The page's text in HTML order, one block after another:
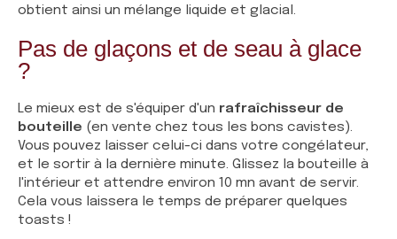
obtient ainsi un mélange liquide et glacial.
Pas de glaçons et de seau à glace
?
Le mieux est de s'équiper d'un rafraîchisseur de
bouteille (en vente chez tous les bons cavistes).
Vous pouvez laisser celui-ci dans votre congélateur,
et le sortir à la dernière minute. Glissez la bouteille à
l'intérieur et attendre environ 10 mn avant de servir.
Cela vous laissera le temps de préparer quelques
toasts !